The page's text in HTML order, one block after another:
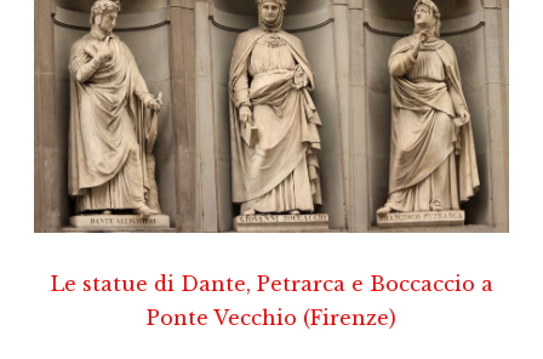
Le statue di Dante, Petrarca e Boccaccio a
Ponte Vecchio (Firenze)